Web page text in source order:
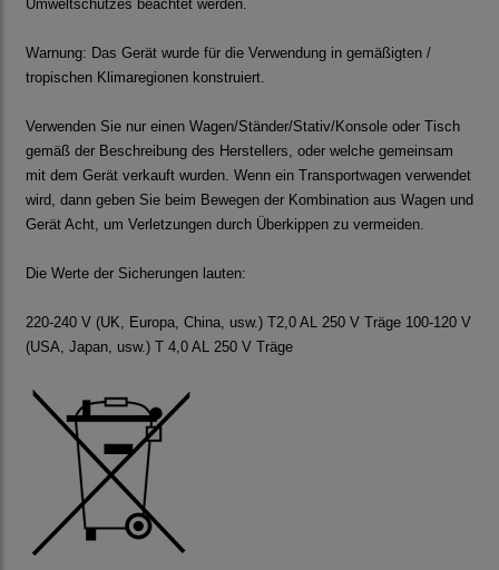
Umweltschutzes beachtet werden.
Warnung: Das Gerät wurde für die Verwendung in gemäßigten /
tropischen Klimaregionen konstruiert.
Verwenden Sie nur einen Wagen/Ständer/Stativ/Konsole oder Tisch
gemäß der Beschreibung des Herstellers, oder welche gemeinsam
mit dem Gerät verkauft wurden. Wenn ein Transportwagen verwendet
wird, dann geben Sie beim Bewegen der Kombination aus Wagen und
Gerät Acht, um Verletzungen durch Überkippen zu vermeiden.
Die Werte der Sicherungen lauten:
220-240 V (UK, Europa, China, usw.) T2,0 AL 250 V Träge 100-120 V
(USA, Japan, usw.) T 4,0 AL 250 V Träge